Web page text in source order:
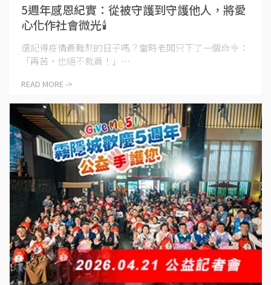
5週年感恩紀實：從被守護到守護他人，將愛
心化作社會微光🕯️
還記得疫情最難熬的日子嗎？當時老闆只下了一個命令：
「再苦，也絕不裁員！」⋯
READ MORE ->